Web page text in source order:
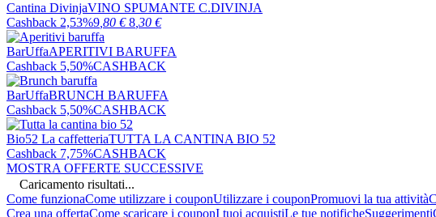
Cantina DivinjaVINO SPUMANTE C.DIVINJA
Cashback 2,53%9 ,80 € 8 ,30 €
BarUffaAPERITIVI BARUFFA
Cashback 5,50%CASHBACK
BarUffaBRUNCH BARUFFA
Cashback 5,50%CASHBACK
Bio52 La caffetteriaTUTTA LA CANTINA BIO 52
Cashback 7,75%CASHBACK
MOSTRA OFFERTE SUCCESSIVE
Caricamento risultati...
Come funzionaCome utilizzare i couponUtilizzare i couponPromuovi la tua attività
Crea una offertaCome scaricare i couponI tuoi acquistiLe tue notificheSuggerimenti